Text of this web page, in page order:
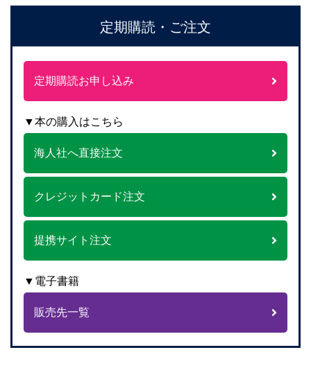
定期購読・ご注文
定期購読お申し込み
▼本の購入はこちら
海人社へ直接注文
クレジットカード注文
提携サイト注文
▼電子書籍
販売先一覧